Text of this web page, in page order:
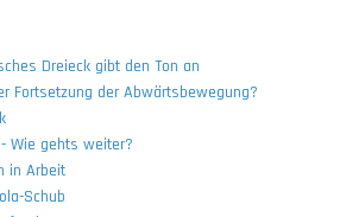
Dreieck gibt den Ton an
Fortsetzung der Abwärtsbewegung?
Wie gehts weiter?
in Arbeit
Schub